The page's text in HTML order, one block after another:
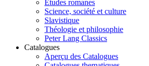
Études romanes
Science, société et culture
Slavistique
Théologie et philosophie
Peter Lang Classics
Catalogues
Aperçu des Catalogues